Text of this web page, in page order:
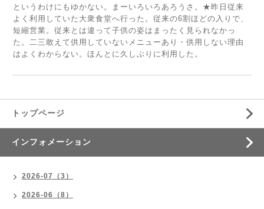
というわけにもゆかない。まーいろいろあろうさ。★昨日従来
よく利用していた大衆食堂へ行った。従来の6割ほどの入りで、
短縮営業。従来とは違って子供の姿はまったく見られなかっ
た。二三敢えて供用していないメニューあり・供用しない理由
はよくわからない。ほんとに久しぶりに利用した。
トップページ
インフォメーション
2026-07（3）
2026-06（8）